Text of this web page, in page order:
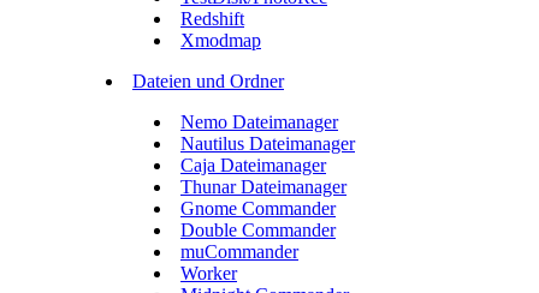
Redshift
Xmodmap
Dateien und Ordner
Nemo Dateimanager
Nautilus Dateimanager
Caja Dateimanager
Thunar Dateimanager
Gnome Commander
Double Commander
muCommander
Worker